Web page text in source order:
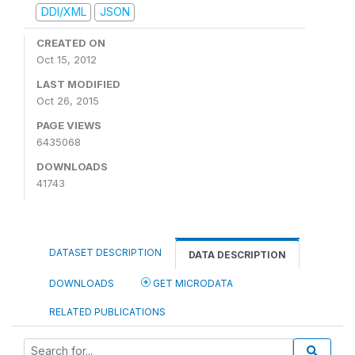
DDI/XML JSON
CREATED ON
Oct 15, 2012
LAST MODIFIED
Oct 26, 2015
PAGE VIEWS
6435068
DOWNLOADS
41743
DATASET DESCRIPTION DATA DESCRIPTION
DOWNLOADS GET MICRODATA
RELATED PUBLICATIONS